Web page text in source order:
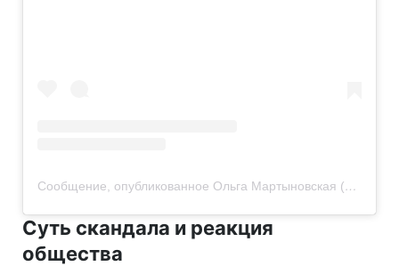
Сообщение, опубликованное Ольга Мартыновская (@olga_martynovska)
Суть скандала и реакция
общества